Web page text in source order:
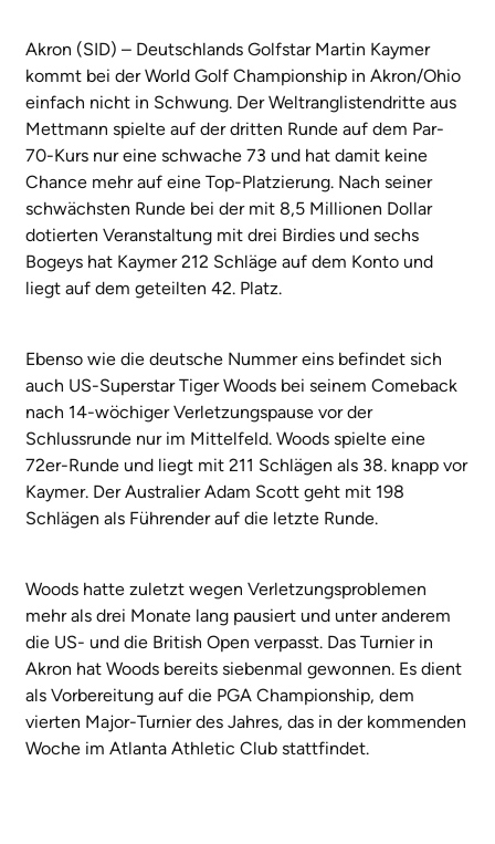
Akron (SID) – Deutschlands Golfstar Martin Kaymer
kommt bei der World Golf Championship in Akron/Ohio
einfach nicht in Schwung. Der Weltranglistendritte aus
Mettmann spielte auf der dritten Runde auf dem Par-
70-Kurs nur eine schwache 73 und hat damit keine
Chance mehr auf eine Top-Platzierung. Nach seiner
schwächsten Runde bei der mit 8,5 Millionen Dollar
dotierten Veranstaltung mit drei Birdies und sechs
Bogeys hat Kaymer 212 Schläge auf dem Konto und
liegt auf dem geteilten 42. Platz.
Ebenso wie die deutsche Nummer eins befindet sich
auch US-Superstar Tiger Woods bei seinem Comeback
nach 14-wöchiger Verletzungspause vor der
Schlussrunde nur im Mittelfeld. Woods spielte eine
72er-Runde und liegt mit 211 Schlägen als 38. knapp vor
Kaymer. Der Australier Adam Scott geht mit 198
Schlägen als Führender auf die letzte Runde.
Woods hatte zuletzt wegen Verletzungsproblemen
mehr als drei Monate lang pausiert und unter anderem
die US- und die British Open verpasst. Das Turnier in
Akron hat Woods bereits siebenmal gewonnen. Es dient
als Vorbereitung auf die PGA Championship, dem
vierten Major-Turnier des Jahres, das in der kommenden
Woche im Atlanta Athletic Club stattfindet.